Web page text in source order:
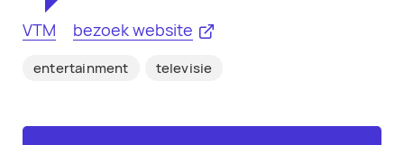
VTM bezoek website
entertainment televisie